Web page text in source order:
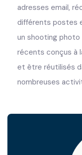
adresses email,
différents postes
un shooting
récents conçus à
et être réutilisés
nombreuses